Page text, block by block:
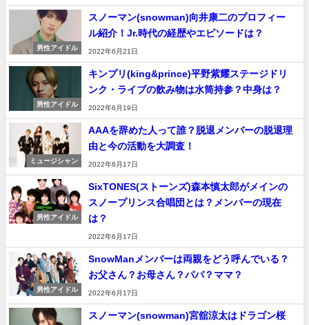
男性アイドル
スノーマン(snowman)向井康二のプロフィー
ル紹介！Jr.時代の経歴やエピソードは？
2022年6月21日
男性アイドル
キンプリ(king&prince)平野紫耀ステージドリ
ンク・ライブの飲み物は水筒持参？中身は？
2022年6月19日
ミュージシャン
AAAを辞めた人って誰？脱退メンバーの脱退理
由と今の活動を大調査！
2022年6月17日
男性アイドル
SixTONES(ストーンズ)森本慎太郎がメインの
スノープリンス合唱団とは？メンバーの現在
は？
2022年6月17日
男性アイドル
SnowManメンバーは両親をどう呼んでいる？
お父さん？お母さん？パパ？ママ？
2022年6月17日
スノーマン(snowman)宮舘涼太はドラゴン桜